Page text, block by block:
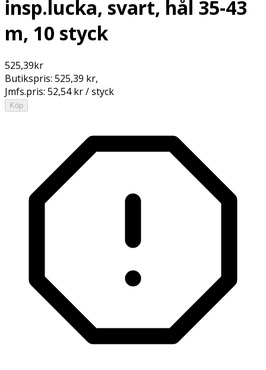
insp.lucka, svart, hål 35-43
m, 10 styck
525,39kr
Butikspris: 525,39 kr,
Jmfs.pris: 52,54 kr / styck
Köp